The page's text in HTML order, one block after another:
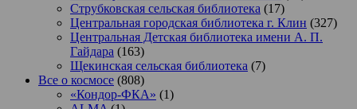
Струбковская сельская библиотека (17)
Центральная городская библиотека г. Клин (327)
Центральная Детская библиотека имени А. П.
Гайдара (163)
Щекинская сельская библиотека (7)
Все о космосе (808)
«Кондор-ФКА» (1)